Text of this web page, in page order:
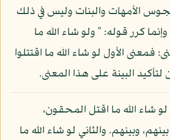
الأمهات والبنات وليس في ذلك
كرر قوله: " ولو شاء الله ما
فمعنى الأول لو شاء الله ما اقتتلوا
البينة على هذا المعنى.
شاء الله ما اقتل المحقون،
وبينهم. والثاني لو شاء الله ما